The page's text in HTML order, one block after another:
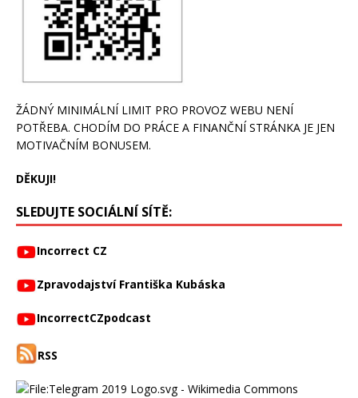
ŽÁDNÝ MINIMÁLNÍ LIMIT PRO PROVOZ WEBU NENÍ
POTŘEBA. CHODÍM DO PRÁCE A FINANČNÍ STRÁNKA JE JEN
MOTIVAČNÍM BONUSEM.
DĚKUJI!
SLEDUJTE SOCIÁLNÍ SÍTĚ:
Incorrect CZ
Zpravodajství Františka Kubáska
IncorrectCZpodcast
RSS